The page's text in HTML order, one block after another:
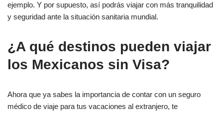
ejemplo. Y por supuesto, así podrás viajar con más tranquilidad
y seguridad ante la situación sanitaria mundial.
¿A qué destinos pueden viajar
los Mexicanos sin Visa?
Ahora que ya sabes la importancia de contar con un seguro
médico de viaje para tus vacaciones al extranjero, te